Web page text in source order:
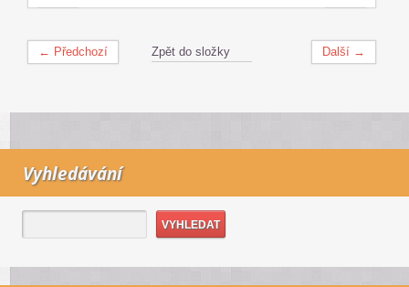
← Předchozí Další →
Zpět do složky
Vyhledávání